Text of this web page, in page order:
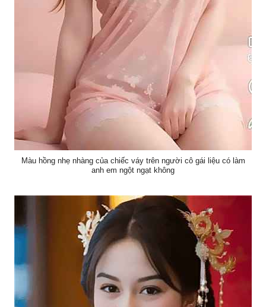
Màu hồng nhẹ nhàng của chiếc váy trên người cô gái liệu có làm
anh em ngột ngạt không